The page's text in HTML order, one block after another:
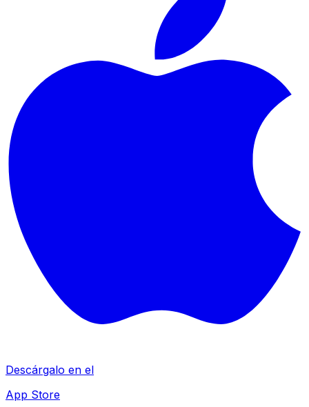
Descárgalo en el
App Store